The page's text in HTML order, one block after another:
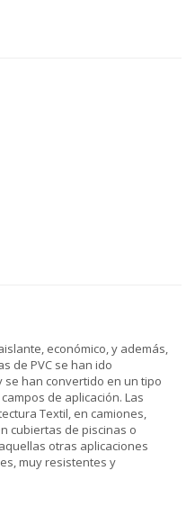
económico, y además,
de PVC se han ido
han convertido en un tipo
de aplicación. Las
Textil, en camiones,
cubiertas de piscinas o
otras aplicaciones
muy resistentes y